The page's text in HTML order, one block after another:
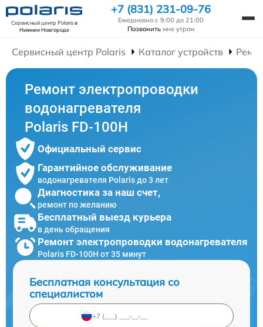
Сервисный центр Polarisв
Нижнем Новгороде
+7 (831) 231-09-76
Ежедневно с 9:00 до 21:00
Позвонить мне утром
Сервисный центр Polaris Каталог устройств
Ремонт электропроводки
водонагревателя
Polaris FD-100H
Официальный сервис
Гарантийное обслуживание
водонагревателя Polaris до 3 лет
Диагностика за наш счет,
ремонт по желанию
Бесплатный выезд курьера
в день обращения
Ремонт электропроводки водонагревателя
Polaris FD-100H от 35 минут
Бесплатная консультация со
специалистом